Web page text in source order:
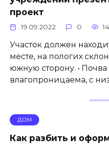
проект
19.09.2022 0
Участок должен
месте, на пологих
южную сторону. •
влагопроницаема, с
ДОМ
Как разбить и